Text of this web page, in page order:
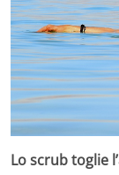
Lo scrub toglie